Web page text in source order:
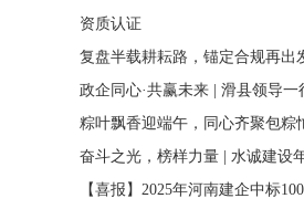
资质认证
复盘半载耕耘路，锚定合规再
政企同心·共赢未来 | 滑县领导
粽叶飘香迎端午，同心齐聚包粽
奋斗之光，榜样力量 | 水诚建设
【喜报】2025年河南建企中标